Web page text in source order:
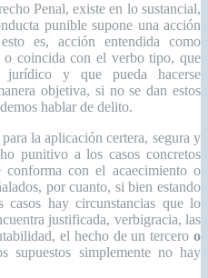
Penal, existe en lo sustancial,
punible supone una acción
es, acción entendida como
o coincida con el verbo tipo, que
jurídico y que pueda hacerse
objetiva, si no se dan estos
hablar de delito.
la aplicación certera, segura y
punitivo a los casos concretos
con el acaecimiento o
por cuanto, si bien estando
casos hay circunstancias que lo
justificada, verbigracia, las
el hecho de un tercero o
supuestos simplemente no hay